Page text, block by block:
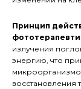
Принцип
излучения
энергию, что
восстановления